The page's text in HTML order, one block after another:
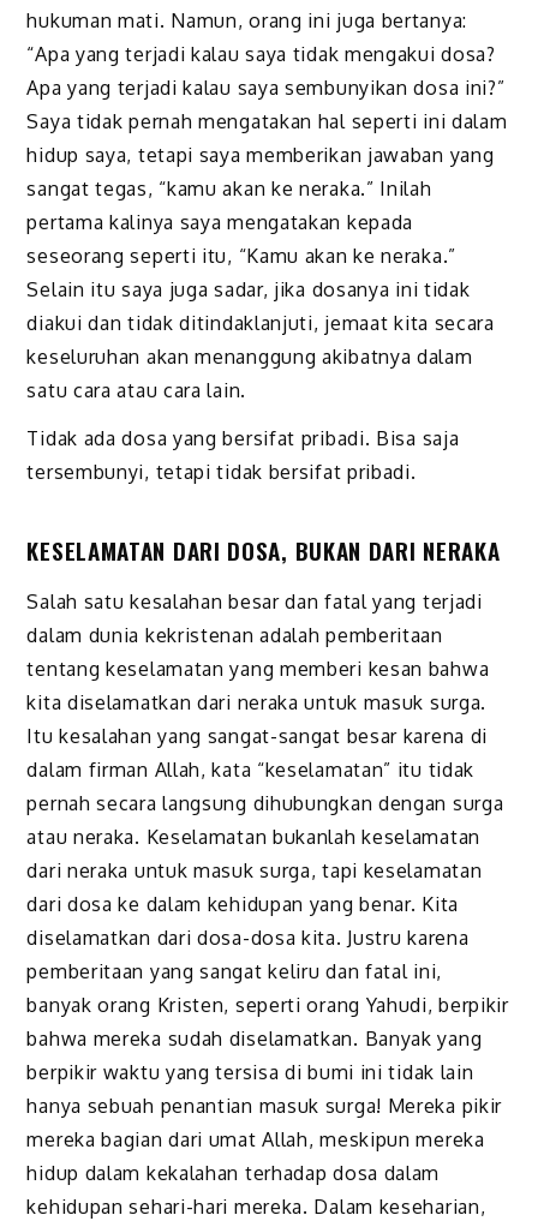
hukuman mati. Namun, orang ini juga bertanya:
“Apa yang terjadi kalau saya tidak mengakui dosa?
Apa yang terjadi kalau saya sembunyikan dosa ini?”
Saya tidak pernah mengatakan hal seperti ini dalam
hidup saya, tetapi saya memberikan jawaban yang
sangat tegas, “kamu akan ke neraka.” Inilah
pertama kalinya saya mengatakan kepada
seseorang seperti itu, “Kamu akan ke neraka.”
Selain itu saya juga sadar, jika dosanya ini tidak
diakui dan tidak ditindaklanjuti, jemaat kita secara
keseluruhan akan menanggung akibatnya dalam
satu cara atau cara lain.
Tidak ada dosa yang bersifat pribadi. Bisa saja
tersembunyi, tetapi tidak bersifat pribadi.
KESELAMATAN DARI DOSA, BUKAN DARI NERAKA
Salah satu kesalahan besar dan fatal yang terjadi
dalam dunia kekristenan adalah pemberitaan
tentang keselamatan yang memberi kesan bahwa
kita diselamatkan dari neraka untuk masuk surga.
Itu kesalahan yang sangat-sangat besar karena di
dalam firman Allah, kata “keselamatan” itu tidak
pernah secara langsung dihubungkan dengan surga
atau neraka. Keselamatan bukanlah keselamatan
dari neraka untuk masuk surga, tapi keselamatan
dari dosa ke dalam kehidupan yang benar. Kita
diselamatkan dari dosa-dosa kita. Justru karena
pemberitaan yang sangat keliru dan fatal ini,
banyak orang Kristen, seperti orang Yahudi, berpikir
bahwa mereka sudah diselamatkan. Banyak yang
berpikir waktu yang tersisa di bumi ini tidak lain
hanya sebuah penantian masuk surga! Mereka pikir
mereka bagian dari umat Allah, meskipun mereka
hidup dalam kekalahan terhadap dosa dalam
kehidupan sehari-hari mereka. Dalam keseharian,